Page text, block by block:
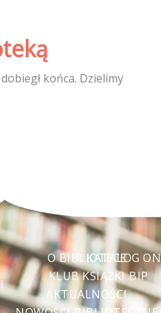
końca. Dzielimy
O BIBLIOTECE
KLUB KSIĄŻKI
AKTUALNOŚCI
KATALOG
BIP